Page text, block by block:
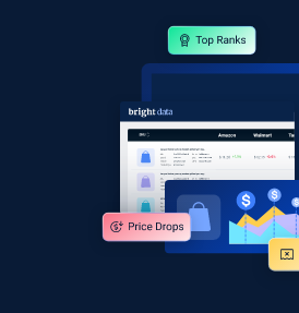
products by specific category
Title, Seller name, Brand,
price, Currency, Availability,
375+